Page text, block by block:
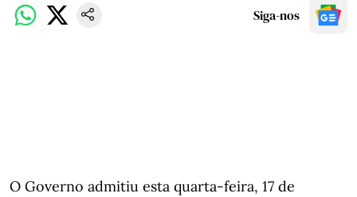
Siga-nos
O Governo admitiu esta quarta-feira, 17 de